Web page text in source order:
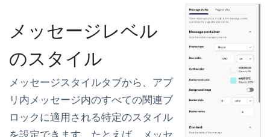
メッセージレベル
のスタイル
メッセージスタイルタブから、アプ
リ内メッセージ内のすべての関連ブ
ロックに適用される特定のスタイル